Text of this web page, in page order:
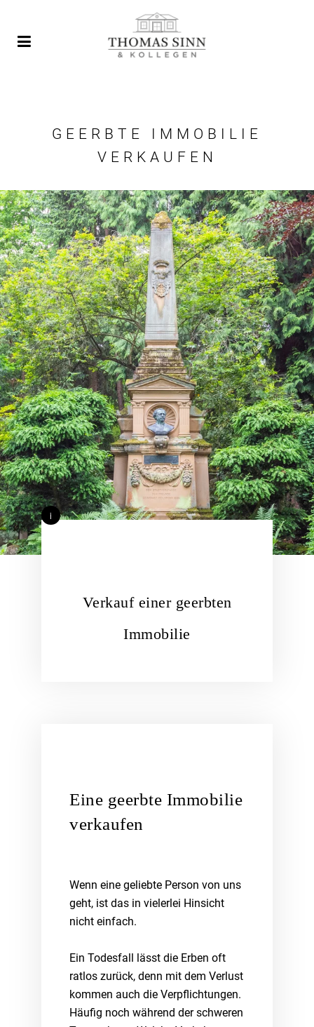
GEERBTE IMMOBILIE
VERKAUFEN
i
Verkauf einer geerbten
Immobilie
Eine geerbte Immobilie
verkaufen
Wenn eine geliebte Person von uns
geht, ist das in vielerlei Hinsicht
nicht einfach.
Ein Todesfall lässt die Erben oft
ratlos zurück, denn mit dem Verlust
kommen auch die Verpflichtungen.
Häufig noch während der schweren